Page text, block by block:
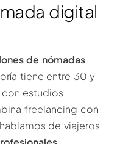
digital
de nómadas
tiene entre 30 y
estudios
freelancing con
de viajeros